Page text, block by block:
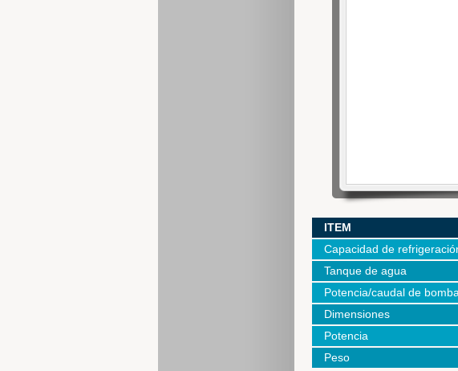
ITEM
Capacidad de
Tanque de agua
Potencia/caudal de bomba
Dimensiones
Potencia
Peso